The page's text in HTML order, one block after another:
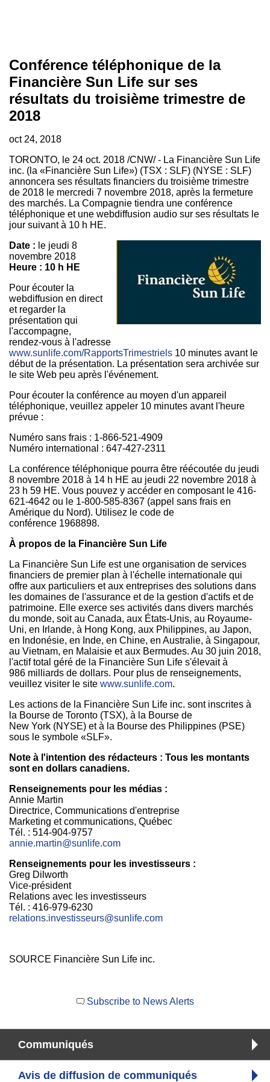
Conférence téléphonique de la
Financière Sun Life sur ses
résultats du troisième trimestre de
2018
oct 24, 2018
TORONTO, le 24 oct. 2018 /CNW/ - La Financière Sun Life
inc. (la «Financière Sun Life») (TSX : SLF) (NYSE : SLF)
annoncera ses résultats financiers du troisième trimestre
de 2018 le mercredi 7 novembre 2018, après la fermeture
des marchés. La Compagnie tiendra une conférence
téléphonique et une webdiffusion audio sur ses résultats le
jour suivant à 10 h HE.
Date : le jeudi 8
novembre 2018
Heure : 10 h HE
Pour écouter la
webdiffusion en direct
et regarder la
présentation qui
l'accompagne,
rendez-vous à l'adresse
www.sunlife.com/RapportsTrimestriels 10 minutes avant le
début de la présentation. La présentation sera archivée sur
le site Web peu après l'événement.
Pour écouter la conférence au moyen d'un appareil
téléphonique, veuillez appeler 10 minutes avant l'heure
prévue :
Numéro sans frais : 1-866-521-4909
Numéro international : 647-427-2311
La conférence téléphonique pourra être réécoutée du jeudi
8 novembre 2018 à 14 h HE au jeudi 22 novembre 2018 à
23 h 59 HE. Vous pouvez y accéder en composant le 416-
621-4642 ou le 1-800-585-8367 (appel sans frais en
Amérique du Nord). Utilisez le code de
conférence 1968898.
À propos de la Financière Sun Life
La Financière Sun Life est une organisation de services
financiers de premier plan à l'échelle internationale qui
offre aux particuliers et aux entreprises des solutions dans
les domaines de l'assurance et de la gestion d'actifs et de
patrimoine. Elle exerce ses activités dans divers marchés
du monde, soit au Canada, aux États-Unis, au Royaume-
Uni, en Irlande, à Hong Kong, aux Philippines, au Japon,
en Indonésie, en Inde, en Chine, en Australie, à Singapour,
au Vietnam, en Malaisie et aux Bermudes. Au 30 juin 2018,
l'actif total géré de la Financière Sun Life s'élevait à
986 milliards de dollars. Pour plus de renseignements,
veuillez visiter le site www.sunlife.com.
Les actions de la Financière Sun Life inc. sont inscrites à
la Bourse de Toronto (TSX), à la Bourse de
New York (NYSE) et à la Bourse des Philippines (PSE)
sous le symbole «SLF».
Note à l'intention des rédacteurs : Tous les montants
sont en dollars canadiens.
Renseignements pour les médias :
Annie Martin
Directrice, Communications d'entreprise
Marketing et communications, Québec
Tél. : 514-904-9757
annie.martin@sunlife.com
Renseignements pour les investisseurs :
Greg Dilworth
Vice-président
Relations avec les investisseurs
Tél. : 416-979-6230
relations.investisseurs@sunlife.com
SOURCE Financière Sun Life inc.
Subscribe to News Alerts
Communiqués
Avis de diffusion de communiqués